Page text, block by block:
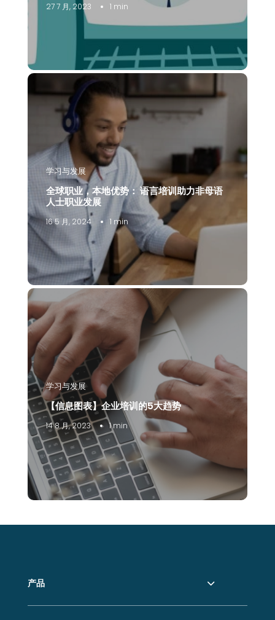
27 7 月, 2023 1 min
学习与发展
全球职业，本地优势： 语言培训助力非母语
人士职业发展
16 5 月, 2024 1 min
学习与发展
【信息图表】企业培训的5大趋势
14 8 月, 2023 1 min
产品